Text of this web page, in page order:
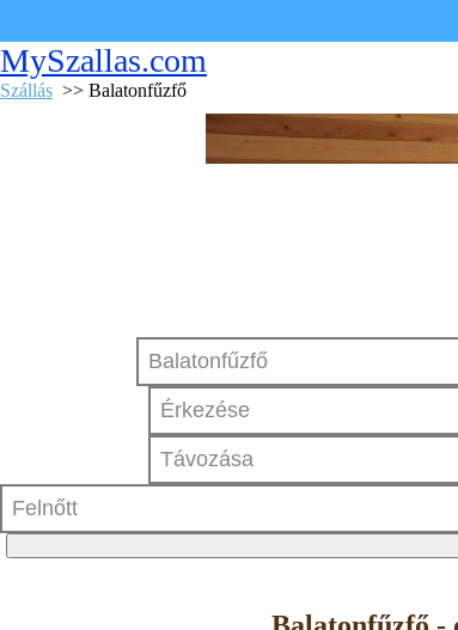
MySzallas.com
Szállás >> Balatonfűzfő